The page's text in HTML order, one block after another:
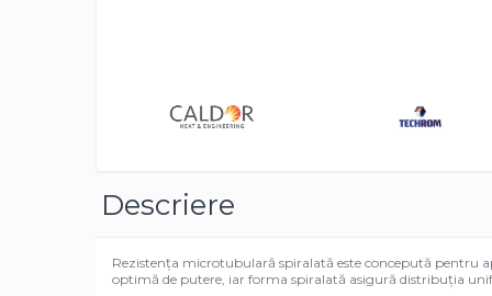
Rezistenta cu electric gratar
Descriere
Rezistența microtubulară spiralată este concepută pentru
optimă de putere, iar forma spiralată asigură distribuția